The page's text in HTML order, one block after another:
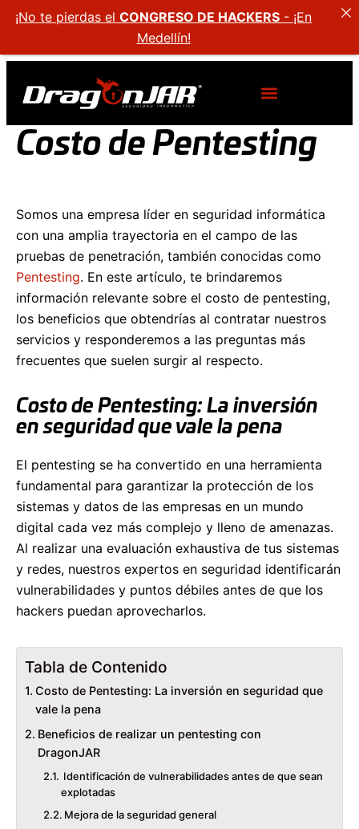
Costo de Pentesting
Somos una empresa líder en seguridad informática
con una amplia trayectoria en el campo de las
pruebas de penetración, también conocidas como
Pentesting. En este artículo, te brindaremos
información relevante sobre el costo de pentesting,
los beneficios que obtendrías al contratar nuestros
servicios y responderemos a las preguntas más
frecuentes que suelen surgir al respecto.
Costo de Pentesting: La inversión
en seguridad que vale la pena
El pentesting se ha convertido en una herramienta
fundamental para garantizar la protección de los
sistemas y datos de las empresas en un mundo
digital cada vez más complejo y lleno de amenazas.
Al realizar una evaluación exhaustiva de tus sistemas
y redes, nuestros expertos en seguridad identificarán
vulnerabilidades y puntos débiles antes de que los
hackers puedan aprovecharlos.
Tabla de Contenido
Costo de Pentesting: La inversión en seguridad que
vale la pena
Beneficios de realizar un pentesting con
DragonJAR
Identificación de vulnerabilidades antes de que sean
explotadas
Mejora de la seguridad general
¡No te pierdas el CONGRESO DE HACKERS - ¡En
Medellín!